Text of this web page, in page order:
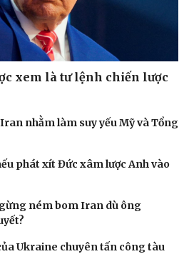
xem là tư lệnh chiến lược
nhằm làm suy yếu Mỹ và Tổng
phát xít Đức xâm lược Anh vào
ném bom Iran dù ông
Ukraine chuyên tấn công tàu